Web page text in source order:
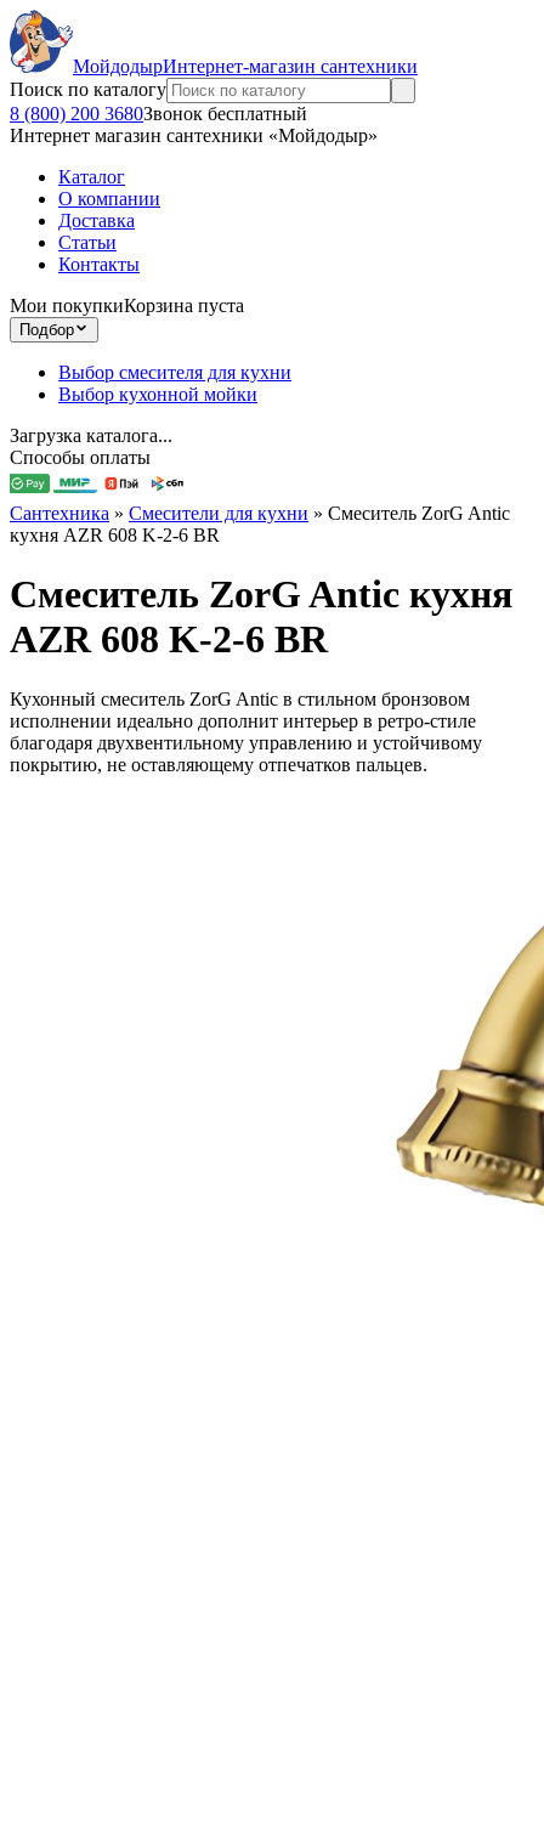
МойдодырИнтернет-магазин сантехники
Поиск по каталогу
8 (800) 200 3680Звонок бесплатный
Интернет магазин сантехники «Мойдодыр»
Каталог
О компании
Доставка
Статьи
Контакты
Мои покупкиКорзина пуста
Подбор
Выбор смесителя для кухни
Выбор кухонной мойки
Загрузка каталога...
Способы оплаты
Сантехника » Смесители для кухни » Смеситель ZorG Antic
кухня AZR 608 K-2-6 BR
Смеситель ZorG Antic кухня
AZR 608 K-2-6 BR
Кухонный смеситель ZorG Antic в стильном бронзовом
исполнении идеально дополнит интерьер в ретро-стиле
благодаря двухвентильному управлению и устойчивому
покрытию, не оставляющему отпечатков пальцев.